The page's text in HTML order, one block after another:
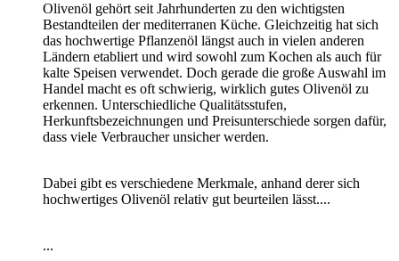
Olivenöl gehört seit Jahrhunderten zu den wichtigsten
Bestandteilen der mediterranen Küche. Gleichzeitig hat sich
das hochwertige Pflanzenöl längst auch in vielen anderen
Ländern etabliert und wird sowohl zum Kochen als auch für
kalte Speisen verwendet. Doch gerade die große Auswahl im
Handel macht es oft schwierig, wirklich gutes Olivenöl zu
erkennen. Unterschiedliche Qualitätsstufen,
Herkunftsbezeichnungen und Preisunterschiede sorgen dafür,
dass viele Verbraucher unsicher werden.
Dabei gibt es verschiedene Merkmale, anhand derer sich
hochwertiges Olivenöl relativ gut beurteilen lässt....
...